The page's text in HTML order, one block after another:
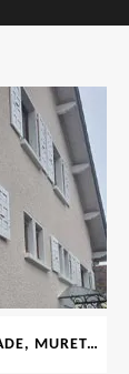
PEINTURE FAÇADE, MURET, TOITURE, BOISERIE, FERRONERIE, GOUTTIÈRE 69